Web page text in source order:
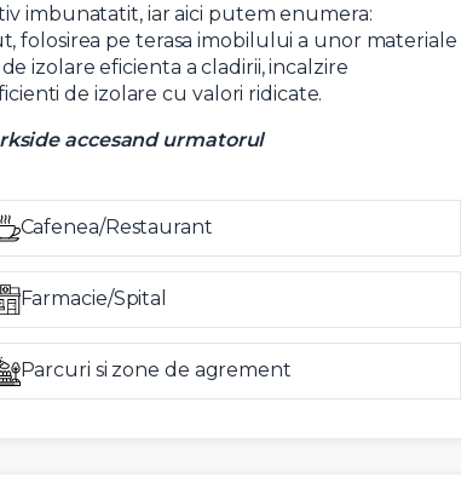
imbunatatit, iar aici putem enumera:
folosirea pe terasa imobilului a unor materiale
izolare eficienta a cladirii, incalzire
de izolare cu valori ridicate.
accesand urmatorul
Cafenea/Restaurant
Farmacie/Spital
Parcuri si zone de agrement